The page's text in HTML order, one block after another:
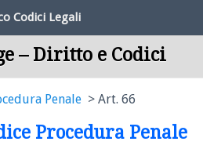
Codici Legali
– Diritto e Codici
Penale Art. 66
Procedura Penale